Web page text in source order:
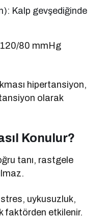
Kalp gevşediğinde
80 mmHg
hipertansiyon,
olarak
Konulur?
tanı, rastgele
uykusuzluk,
faktörden etkilenir.